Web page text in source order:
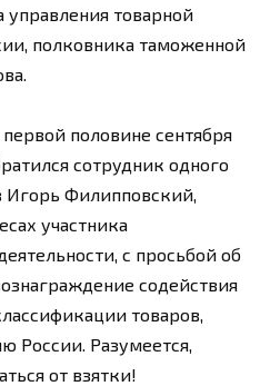
управления товарной
полковника таможенной
половине сентября
сотрудник одного
Игорь Филипповский,
участника
с просьбой об
содействия
товаров,
России. Разумеется,
от взятки!